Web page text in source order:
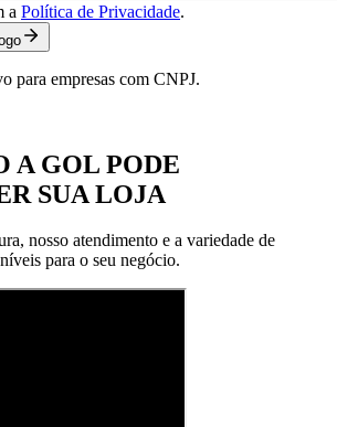
a Política de Privacidade.
para empresas com CNPJ.
A GOL PODE
SUA LOJA
nosso atendimento e a variedade de
para o seu negócio.